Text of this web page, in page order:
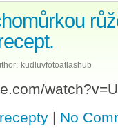
kudluvfotoatlashub
| No